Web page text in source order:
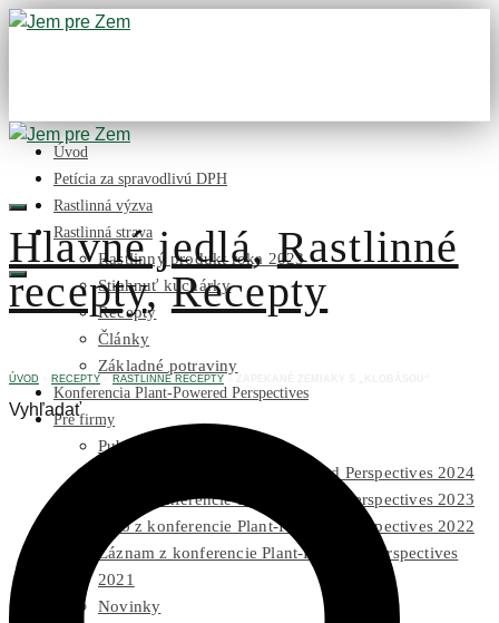
Úvod
Petícia za spravodlivú DPH
Rastlinná výzva
Rastlinná strava
Rastlinný produkt roka 2023
Stiahnuť kuchárky
Recepty
Články
Základné potraviny
Konferencia Plant-Powered Perspectives
Pre firmy
Publikácie na stiahnutie
Foto z konferencie Plant-Powered Perspectives 2024
Foto z konferencie Plant-Powered Perspectives 2023
Foto z konferencie Plant-Powered Perspectives 2022
Záznam z konferencie Plant-Powered Perspectives
2021
Novinky
Hlavné jedlá,Rastlinné
recepty,Recepty
ÚVOD RECEPTY RASTLINNÉ RECEPTY
Vyhľadať